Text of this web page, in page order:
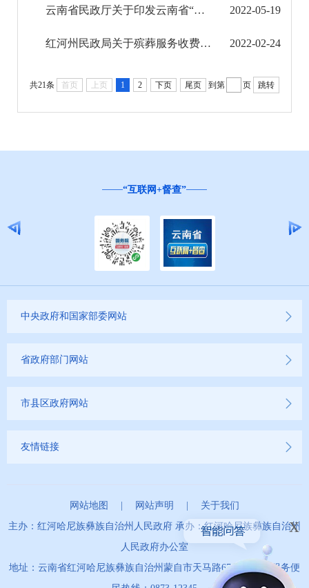
殡葬管理信息
婚姻登记管理信息
社会组织信息
就业创业信息公开
公务员管理信息公开
推进户籍和出入境管理服务公开
云南省网上新闻发布厅
新闻发布
重大建设项目
重大民生信息
云南省民政厅关于印发云南省“十四五”殡葬事业发展规划的通知 2022-05-19
红河州民政局关于殡葬服务收费及公墓价格情况的报告 2022-02-24
共21条 首页 上页 1 2 下页 尾页 到第 页 跳转
“互联网+督查”
中央政府和国家部委网站
省政府部门网站
市县区政府网站
友情链接
网站地图 | 网站声明 | 关于我们
主办：红河哈尼族彝族自治州人民政府 承办：红河哈尼族彝族自治州
人民政府办公室
地址：云南省红河哈尼族彝族自治州蒙自市天马路67号 政务服务便
x